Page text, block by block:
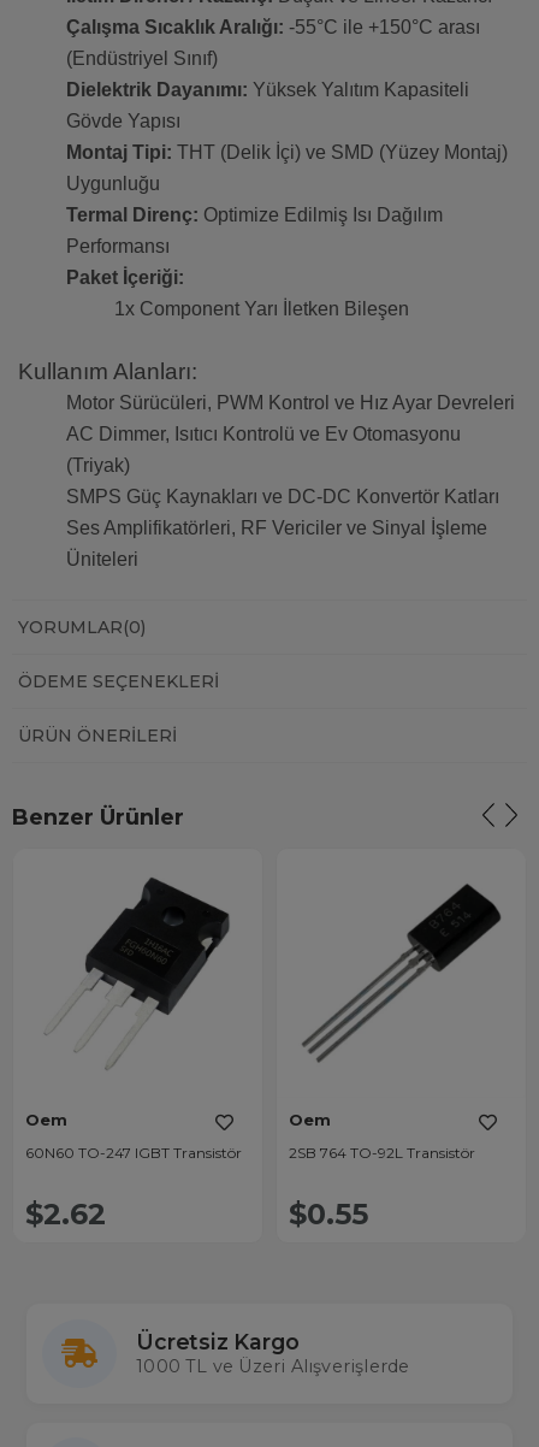
Çalışma Sıcaklık Aralığı: -55°C ile +150°C arası
(Endüstriyel Sınıf)
Dielektrik Dayanımı: Yüksek Yalıtım Kapasiteli
Gövde Yapısı
Montaj Tipi: THT (Delik İçi) ve SMD (Yüzey Montaj)
Uygunluğu
Termal Direnç: Optimize Edilmiş Isı Dağılım
Performansı
Paket İçeriği:
1x Component Yarı İletken Bileşen
Kullanım Alanları:
Motor Sürücüleri, PWM Kontrol ve Hız Ayar Devreleri
AC Dimmer, Isıtıcı Kontrolü ve Ev Otomasyonu
(Triyak)
SMPS Güç Kaynakları ve DC-DC Konvertör Katları
Ses Amplifikatörleri, RF Vericiler ve Sinyal İşleme
Üniteleri
YORUMLAR(0)
ÖDEME SEÇENEKLERI
ÜRÜN ÖNERILERI
Benzer Ürünler
Oem
60N60 TO-247 IGBT Transistör
$2.62
Oem
2SB 764 TO-92L Transistör
$0.55
Ücretsiz Kargo
1000 TL ve Üzeri Alışverişlerde